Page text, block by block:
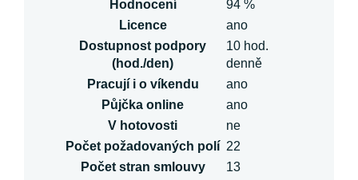
Hodnocení
94 %
Licence
ano
Dostupnost podpory
(hod./den)
10 hod.
denně
Pracují i o víkendu
ano
Půjčka online
ano
V hotovosti
ne
Počet požadovaných polí 22
Počet stran smlouvy
13